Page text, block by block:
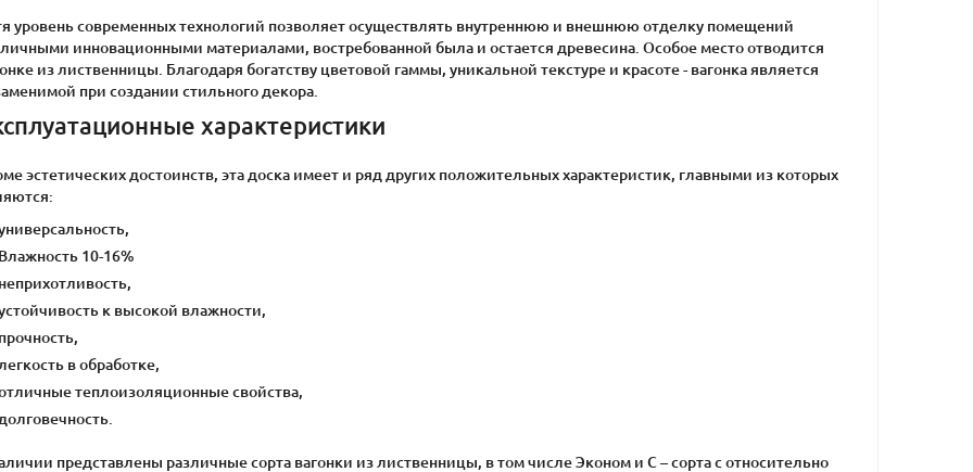
уровень современных технологий позволяет осуществлять внутреннюю и внешнюю отделку помещений
инновационными материалами, востребованной была и остается древесина. Особое место отводится
из лиственницы. Благодаря богатству цветовой гаммы, уникальной текстуре и красоте - вагонка является
при создании стильного декора.
характеристики
эстетических достоинств, эта доска имеет и ряд других положительных характеристик, главными из которых
Влажность 10-16%
неприхотливость,
к высокой влажности,
прочность,
в обработке,
теплоизоляционные свойства,
долговечность.
представлены различные сорта вагонки из лиственницы, в том числе Эконом и С – сорта с относительно